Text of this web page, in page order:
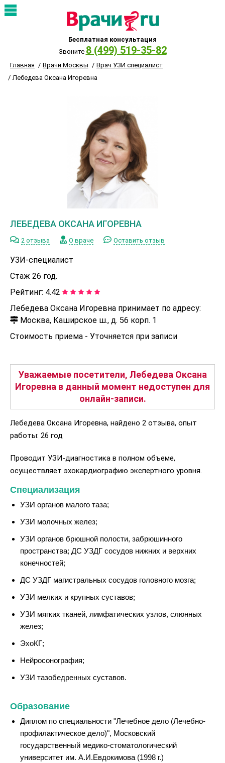
Бесплатная консультация
Звоните 8 (499) 519-35-82
Главная Врачи Москвы
Врач УЗИ специалист
Лебедева Оксана Игоревна
ЛЕБЕДЕВА ОКСАНА ИГОРЕВНА
2 отзыва О враче Оставить отзыв
УЗИ-специалист
Стаж 26 год.
Рейтинг: 4.42
Лебедева Оксана Игоревна принимает по адресу:
Москва, Каширское ш., д. 56 корп. 1
Стоимость приема - Уточняется при записи
Уважаемые посетители, Лебедева Оксана
Игоревна в данный момент недоступен для
онлайн-записи.
Лебедева Оксана Игоревна, найдено 2 отзыва, опыт
работы: 26 год
Проводит УЗИ-диагностика в полном объеме,
осуществляет эхокардиографию экспертного уровня.
Специализация
УЗИ органов малого таза;
УЗИ молочных желез;
УЗИ органов брюшной полости, забрюшинного
пространства; ДС УЗДГ сосудов нижних и верхних
конечностей;
ДС УЗДГ магистральных сосудов головного мозга;
УЗИ мелких и крупных суставов;
УЗИ мягких тканей, лимфатических узлов, слюнных
желез;
ЭхоКГ;
Нейросонография;
УЗИ тазобедренных суставов.
Образование
Диплом по специальности "Лечебное дело (Лечебно-
профилактическое дело)", Московский
государственный медико-стоматологический
университет им. А.И.Евдокимова (1998 г.)